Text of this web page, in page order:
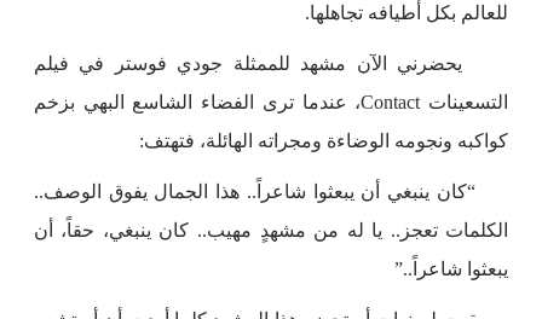
للعالم بكل أطيافه تجاهلها.
يحضرني الآن مشهد للممثلة جودي فوستر في فيلم
التسعينات Contact، عندما ترى الفضاء الشاسع البهي بزخم
كواكبه ونجومه الوضاءة ومجراته الهائلة، فتهتف:
“كان ينبغي أن يبعثوا شاعراً.. هذا الجمال يفوق الوصف..
الكلمات تعجز.. يا له من مشهدٍ مهيب.. كان ينبغي، حقاً، أن
يبعثوا شاعراً..”